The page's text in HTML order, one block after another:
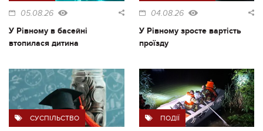
05.08.26
У Рівному в басейні
втопилася дитина
04.08.26
У Рівному зросте вартість
проїзду
СУСПІЛЬСТВО ПОДІЇ